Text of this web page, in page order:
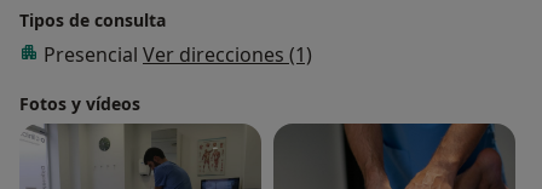
Tipos de consulta
Presencial Ver direcciones (1)
Fotos y vídeos